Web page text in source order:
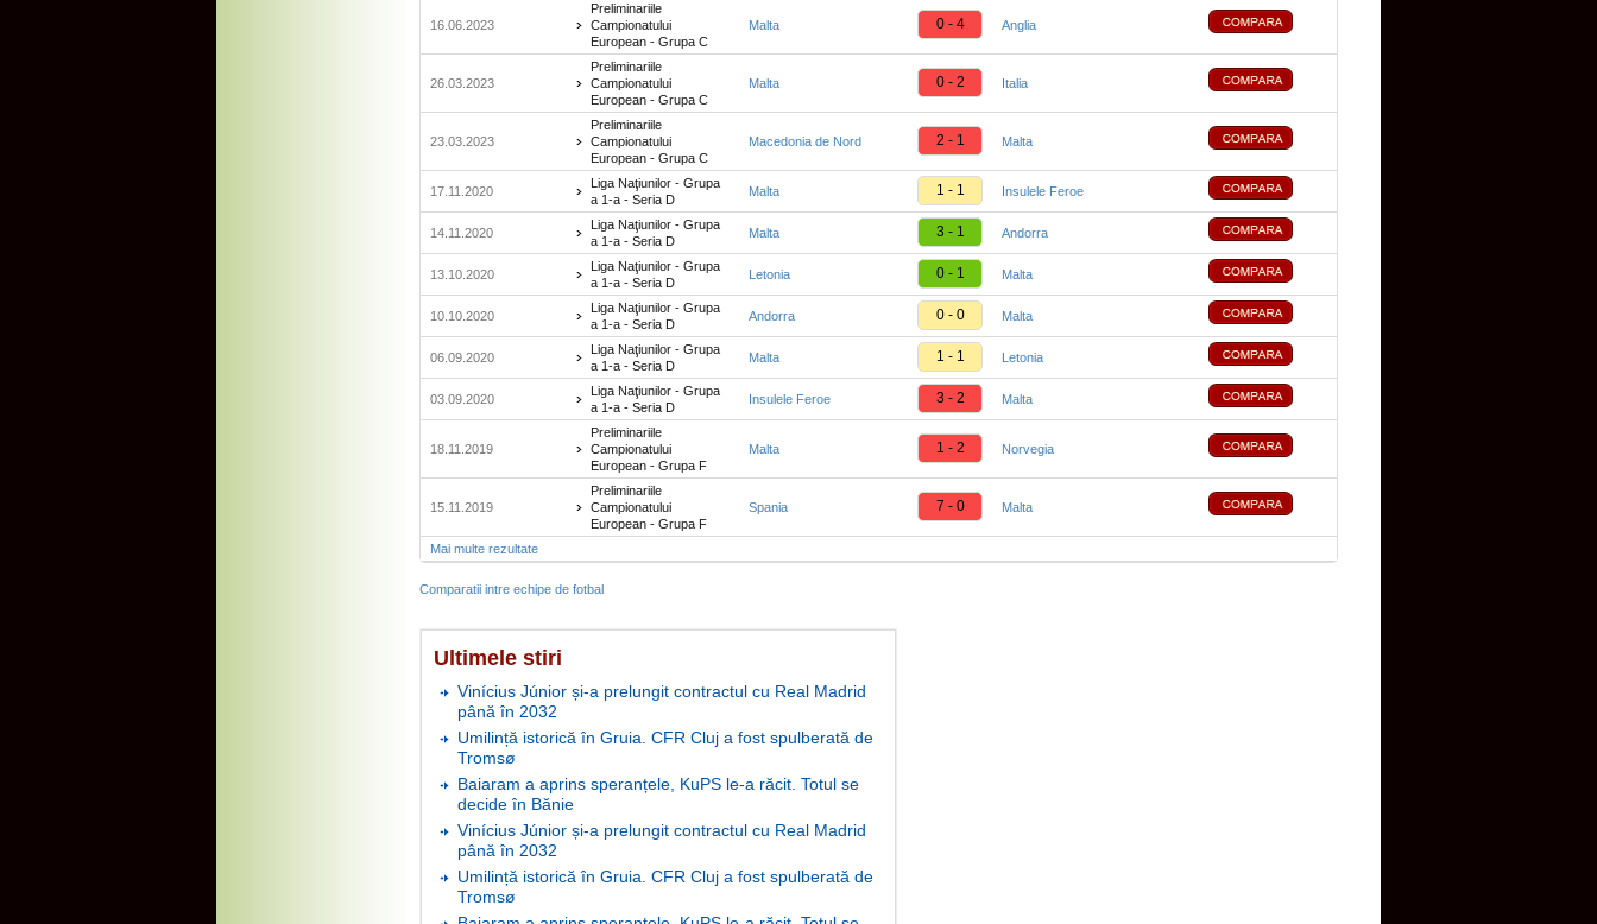
16.06.2023
Preliminariile
Campionatului
European - Grupa C
Malta 0 - 4 Anglia
26.03.2023
Preliminariile
Campionatului
European - Grupa C
Malta 0 - 2 Italia
23.03.2023
Preliminariile
Campionatului
European - Grupa C
Macedonia de Nord 2 - 1 Malta
17.11.2020
Liga Naţiunilor - Grupa
a 1-a - Seria D
Malta 1 - 1 Insulele Feroe
14.11.2020
Liga Naţiunilor - Grupa
a 1-a - Seria D
Malta 3 - 1 Andorra
13.10.2020
Liga Naţiunilor - Grupa
a 1-a - Seria D
Letonia 0 - 1 Malta
10.10.2020
Liga Naţiunilor - Grupa
a 1-a - Seria D
Andorra 0 - 0 Malta
06.09.2020
Liga Naţiunilor - Grupa
a 1-a - Seria D
Malta 1 - 1 Letonia
03.09.2020
Liga Naţiunilor - Grupa
a 1-a - Seria D
Insulele Feroe 3 - 2 Malta
18.11.2019
Preliminariile
Campionatului
European - Grupa F
Malta 1 - 2 Norvegia
15.11.2019
Preliminariile
Campionatului
European - Grupa F
Spania 7 - 0 Malta
Mai multe rezultate
Comparatii intre echipe de fotbal
Ultimele stiri
Vinícius Júnior și-a prelungit contractul cu Real Madrid
până în 2032
Umilință istorică în Gruia. CFR Cluj a fost spulberată de
Tromsø
Baiaram a aprins speranțele, KuPS le-a răcit. Totul se
decide în Bănie
Vinícius Júnior și-a prelungit contractul cu Real Madrid
până în 2032
Umilință istorică în Gruia. CFR Cluj a fost spulberată de
Tromsø